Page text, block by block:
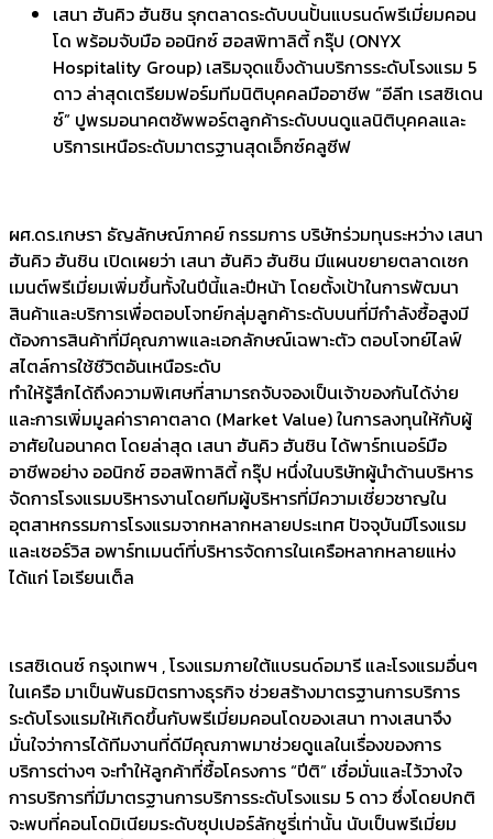
เสนา ฮันคิว ฮันชิน รุกตลาดระดับบนปั้นแบรนด์พรีเมี่ยมคอน
โด พร้อมจับมือ ออนิกซ์ ฮอสพิทาลิตี้ กรุ๊ป (ONYX
Hospitality Group) เสริมจุดแข็งด้านบริการระดับโรงแรม 5
ดาว ล่าสุดเตรียมฟอร์มทีมนิติบุคคลมืออาชีพ “อีลีท เรสซิเดน
ซ์” ปูพรมอนาคตซัพพอร์ตลูกค้าระดับบนดูแลนิติบุคคลและ
บริการเหนือระดับมาตรฐานสุดเอ็กซ์คลูซีฟ
ผศ.ดร.เกษรา ธัญลักษณ์ภาคย์ กรรมการ บริษัทร่วมทุนระหว่าง เสนา
ฮันคิว ฮันชิน เปิดเผยว่า เสนา ฮันคิว ฮันชิน มีแผนขยายตลาดเซก
เมนต์พรีเมี่ยมเพิ่มขึ้นทั้งในปีนี้และปีหน้า โดยตั้งเป้าในการพัฒนา
สินค้าและบริการเพื่อตอบโจทย์กลุ่มลูกค้าระดับบนที่มีกำลังซื้อสูงมี
ต้องการสินค้าที่มีคุณภาพและเอกลักษณ์เฉพาะตัว ตอบโจทย์ไลฟ์
สไตล์การใช้ชีวิตอันเหนือระดับ
ทำให้รู้สึกได้ถึงความพิเศษที่สามารถจับจองเป็นเจ้าของกันได้ง่าย
และการเพิ่มมูลค่าราคาตลาด (Market Value) ในการลงทุนให้กับผู้
อาศัยในอนาคต โดยล่าสุด เสนา ฮันคิว ฮันชิน ได้พาร์ทเนอร์มือ
อาชีพอย่าง ออนิกซ์ ฮอสพิทาลิตี้ กรุ๊ป หนึ่งในบริษัทผู้นำด้านบริหาร
จัดการโรงแรมบริหารงานโดยทีมผู้บริหารที่มีความเชี่ยวชาญใน
อุตสาหกรรมการโรงแรมจากหลากหลายประเทศ ปัจจุบันมีโรงแรม
และเซอร์วิส อพาร์ทเมนต์ที่บริหารจัดการในเครือหลากหลายแห่ง
ได้แก่ โอเรียนเต็ล
เรสซิเดนซ์ กรุงเทพฯ , โรงแรมภายใต้แบรนด์อมารี และโรงแรมอื่นๆ
ในเครือ มาเป็นพันธมิตรทางธุรกิจ ช่วยสร้างมาตรฐานการบริการ
ระดับโรงแรมให้เกิดขึ้นกับพรีเมี่ยมคอนโดของเสนา ทางเสนาจึง
มั่นใจว่าการได้ทีมงานที่ดีมีคุณภาพมาช่วยดูแลในเรื่องของการ
บริการต่างๆ จะทำให้ลูกค้าที่ซื้อโครงการ “ปีติ” เชื่อมั่นและไว้วางใจ
การบริการที่มีมาตรฐานการบริการระดับโรงแรม 5 ดาว ซึ่งโดยปกติ
จะพบที่คอนโดมิเนียมระดับซุปเปอร์ลักชูรี่เท่านั้น นับเป็นพรีเมี่ยม